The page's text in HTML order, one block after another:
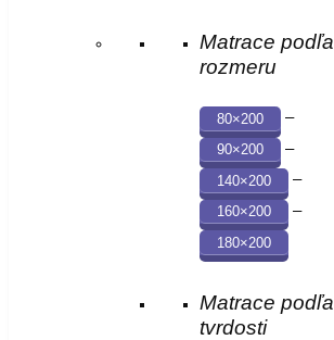
Matrace podľa
rozmeru
80×200 –
90×200 –
140×200 –
160×200 –
180×200
Matrace podľa
tvrdosti